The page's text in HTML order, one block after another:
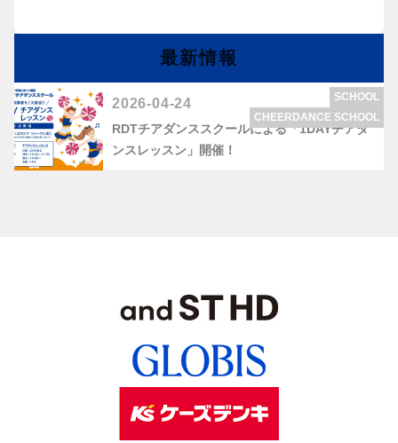
最新情報
SCHOOL
CHEERDANCE SCHOOL
RDTチアダンススクールによる「1DAYチアダ
ンスレッスン」開催！
2026-04-24